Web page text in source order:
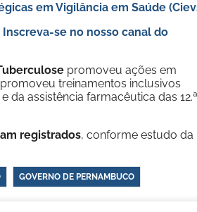
em Vigilância em Saúde
Inscreva-se no nosso canal do
promoveu ações em
treinamentos inclusivos
da assistência farmacêutica das
registrados, conforme estudo da
GOVERNO DE PERNAMBUCO